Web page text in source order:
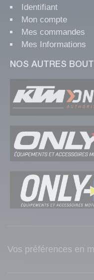
Identifiant
Mon compte
Mes commandes
Mes Informations
NOS AUTRES
Vos préférences en